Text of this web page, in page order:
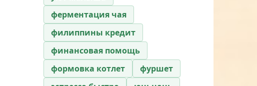
ферментация чая
филиппины кредит
финансовая помощь
формовка котлет
фуршет